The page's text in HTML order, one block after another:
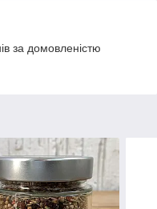
за домовленістю